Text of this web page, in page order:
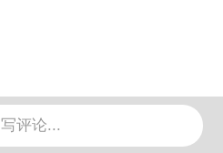
写评论...